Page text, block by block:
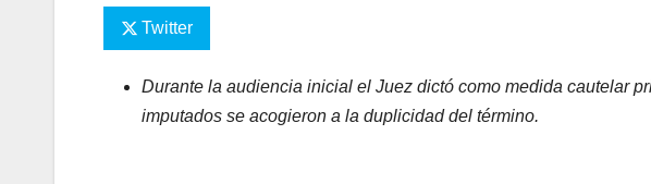
Twitter
Durante la audiencia inicial el Juez dictó como medida cautelar
imputados se acogieron a la duplicidad del término.